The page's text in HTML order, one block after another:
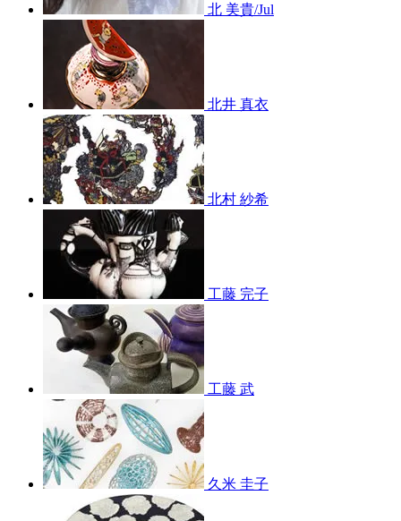
北 美貴/Jul
北井 真衣
北村 紗希
工藤 完子
工藤 武
久米 圭子